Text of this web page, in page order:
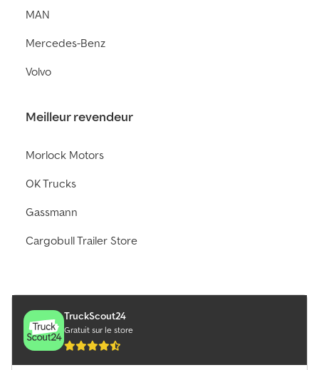
MAN
Mercedes-Benz
Volvo
Meilleur revendeur
Morlock Motors
OK Trucks
Gassmann
Cargobull Trailer Store
TruckScout24
Gratuit sur le store